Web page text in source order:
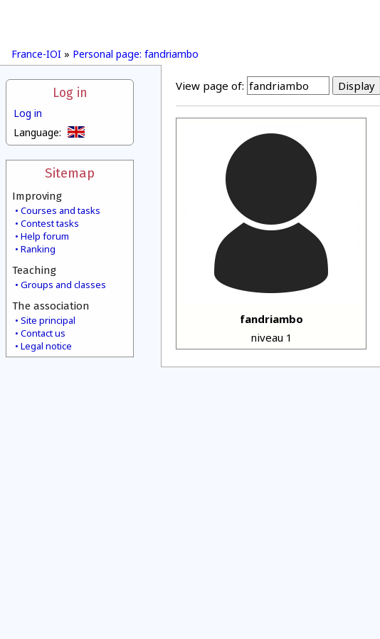
France-IOI » Personal page: fandriambo
Log in
Log in
Language:
Sitemap
Improving
Courses and tasks
Contest tasks
Help forum
Ranking
Teaching
Groups and classes
The association
Site principal
Contact us
Legal notice
View page of:
fandriambo
niveau 1